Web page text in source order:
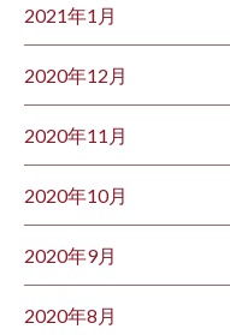
2021年1月
2020年12月
2020年11月
2020年10月
2020年9月
2020年8月